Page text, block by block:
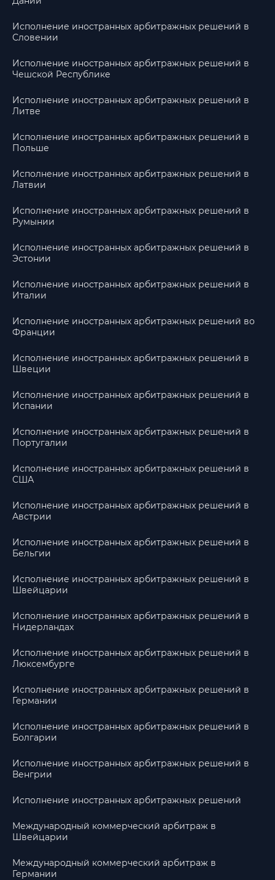
Исполнение иностранных арбитражных решений в
Словении
Исполнение иностранных арбитражных решений в
Чешской Республике
Исполнение иностранных арбитражных решений в
Литве
Исполнение иностранных арбитражных решений в
Польше
Исполнение иностранных арбитражных решений в
Латвии
Исполнение иностранных арбитражных решений в
Румынии
Исполнение иностранных арбитражных решений в
Эстонии
Исполнение иностранных арбитражных решений в
Италии
Исполнение иностранных арбитражных решений во
Франции
Исполнение иностранных арбитражных решений в
Швеции
Исполнение иностранных арбитражных решений в
Испании
Исполнение иностранных арбитражных решений в
Португалии
Исполнение иностранных арбитражных решений в
США
Исполнение иностранных арбитражных решений в
Австрии
Исполнение иностранных арбитражных решений в
Бельгии
Исполнение иностранных арбитражных решений в
Швейцарии
Исполнение иностранных арбитражных решений в
Нидерландах
Исполнение иностранных арбитражных решений в
Люксембурге
Исполнение иностранных арбитражных решений в
Германии
Исполнение иностранных арбитражных решений в
Болгарии
Исполнение иностранных арбитражных решений в
Венгрии
Исполнение иностранных арбитражных решений
Международный коммерческий арбитраж в
Швейцарии
Международный коммерческий арбитраж в
Германии